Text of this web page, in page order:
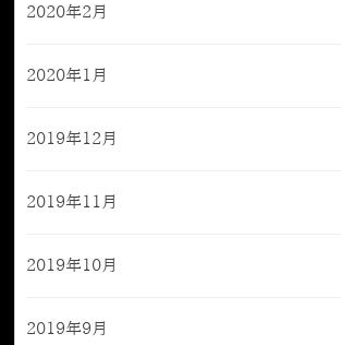
2020年2月
2020年1月
2019年12月
2019年11月
2019年10月
2019年9月